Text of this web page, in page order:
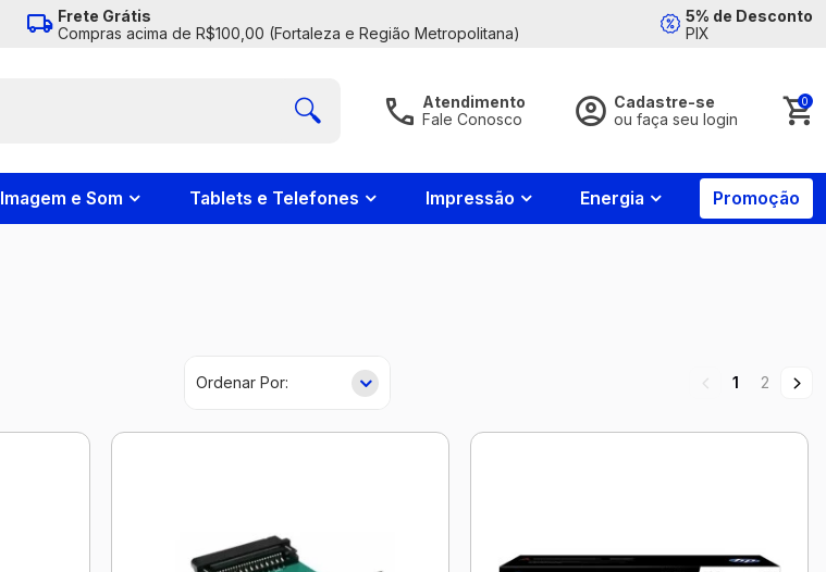
Frete Grátis
Compras acima de R$100,00 (Fortaleza e Região Metropolitana)
5% de Desconto
PIX
Atendimento
Fale Conosco
Conosco
Whatsapp
2ª a 6ª feira
Cadastre-se
ou faça seu login
0
Imagem e Som Tablets e Telefones Impressão Energia Promoção
1 2